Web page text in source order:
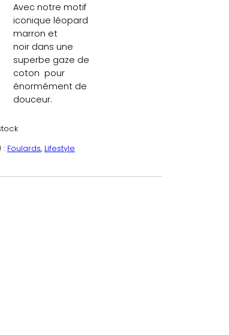
Avec notre motif
iconique léopard
marron et
noir dans une
superbe gaze de
coton pour
énormément de
douceur.
: Foulards, Lifestyle